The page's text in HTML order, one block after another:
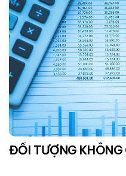
ĐỐI TƯỢNG KHÔNG